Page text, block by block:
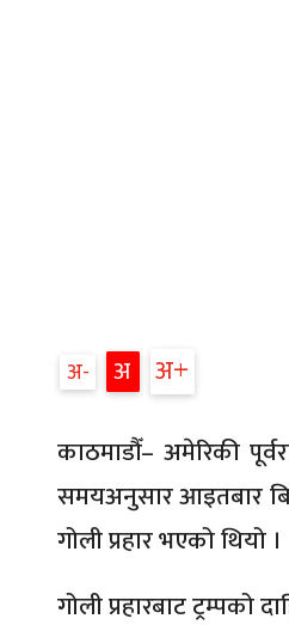
अ अ अ
काठमाडौँ– अमेरिकी
समयअनुसार आइतबार
गोली प्रहार भएको थियो ।
गोली प्रहारबाट